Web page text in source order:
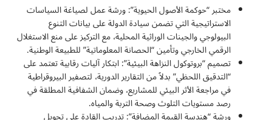
مختبر “حوكمة الأصول الحيوية”: ورشة عمل لصياغة السياسات
الاستراتيجية التي تضمن سيادة الدولة على بيانات التنوع
البيولوجي والجينات الوراثية المحلية، مع التركيز على منع الاستغلال
الرقمي الخارجي وتأمين “الحصانة المعلوماتية” للطبيعة الوطنية.
تصميم “بروتوكول النزاهة البيئية”: ابتكار آليات رقابية تعتمد على
“التدقيق اللحظي” بدلاً من التقارير الدورية، لتصفير البيروقراطية
في مراجعة الأثر البيئي للمشاريع، وضمان الشفافية المطلقة في
رصد مستويات التلوث وصحة التربة والمياه.
ورشة “هندسة القيمة المضافة”: تدريب القادة على تحويل